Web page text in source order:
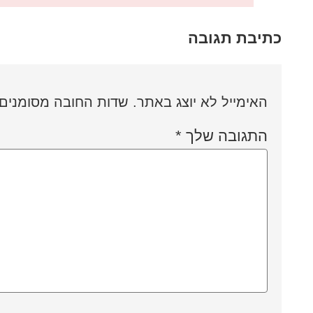
כתיבת תגובה
האימייל לא יוצג באתר. שדות החובה
התגובה שלך *